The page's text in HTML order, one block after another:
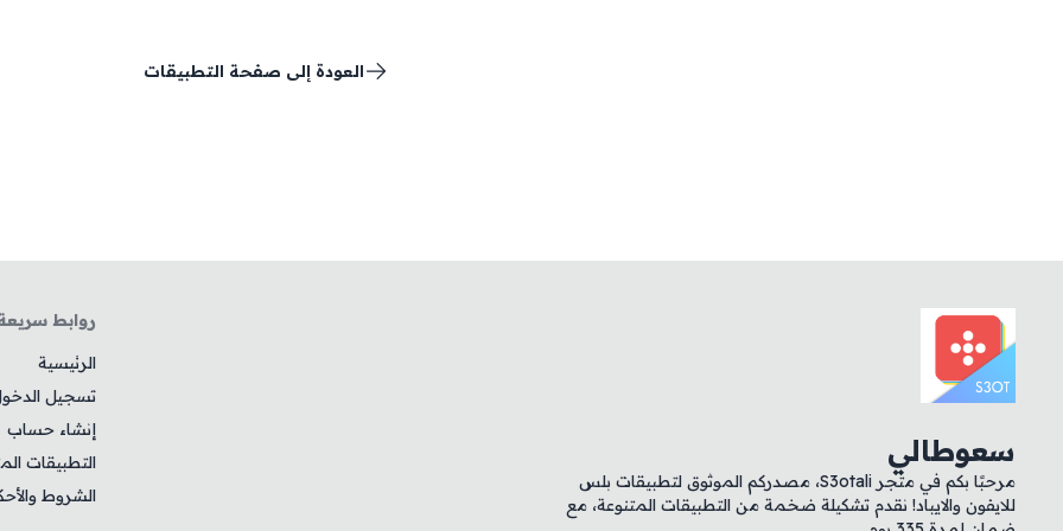
العودة إلى صفحة التطبيقات
سعوطالي
مرحبًا بكم في متجر S3otali، مصدركم الموثوق لتطبيقات بلس
للايفون والايباد! نقدم تشكيلة ضخمة من التطبيقات المتنوعة، مع
روابط
الرئيسية
تسجيل
إنشاء حساب
التطبيقات
الشروط